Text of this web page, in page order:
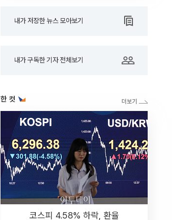
내가 저장한 뉴스 모아보기
내가 구독한 기자 전체보기
한 컷
코스피 4.58% 하락, 환율